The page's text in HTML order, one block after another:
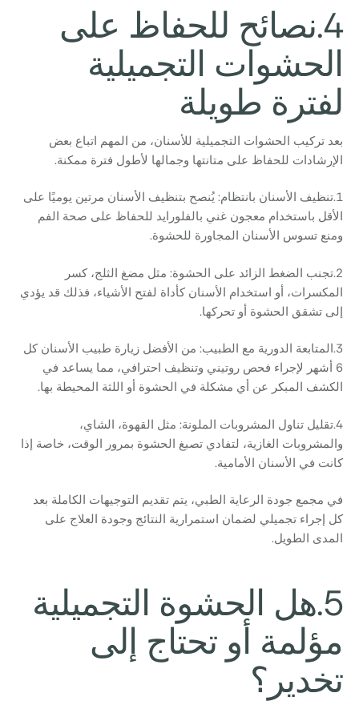
4.نصائح للحفاظ على
الحشوات التجميلية
لفترة طويلة
بعد تركيب الحشوات التجميلية للأسنان، من المهم اتباع بعض
الإرشادات للحفاظ على متانتها وجمالها لأطول فترة ممكنة.
1.تنظيف الأسنان بانتظام: يُنصح بتنظيف الأسنان مرتين يوميًا على
الأقل باستخدام معجون غني بالفلورايد للحفاظ على صحة الفم
ومنع تسوس الأسنان المجاورة للحشوة.
2.تجنب الضغط الزائد على الحشوة: مثل مضغ الثلج، كسر
المكسرات، أو استخدام الأسنان كأداة لفتح الأشياء، فذلك قد يؤدي
إلى تشقق الحشوة أو تحركها.
3.المتابعة الدورية مع الطبيب: من الأفضل زيارة طبيب الأسنان كل
6 أشهر لإجراء فحص روتيني وتنظيف احترافي، مما يساعد في
الكشف المبكر عن أي مشكلة في الحشوة أو اللثة المحيطة بها.
4.تقليل تناول المشروبات الملونة: مثل القهوة، الشاي،
والمشروبات الغازية، لتفادي تصبغ الحشوة بمرور الوقت، خاصة إذا
كانت في الأسنان الأمامية.
في مجمع جودة الرعاية الطبي، يتم تقديم التوجيهات الكاملة بعد
كل إجراء تجميلي لضمان استمرارية النتائج وجودة العلاج على
المدى الطويل.
5.هل الحشوة التجميلية
مؤلمة أو تحتاج إلى
تخدير؟